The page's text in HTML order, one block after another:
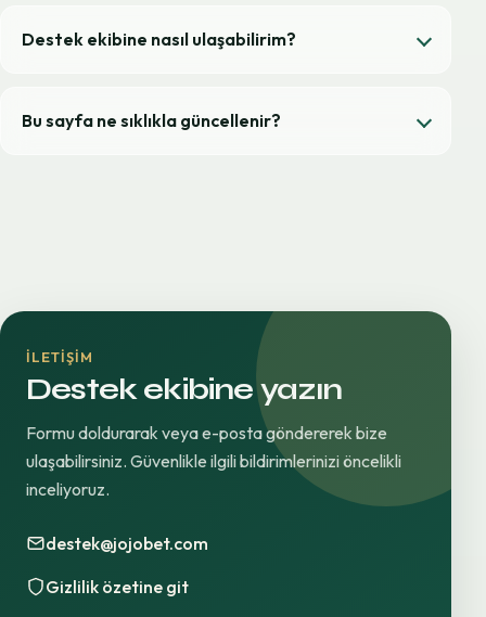
Destek ekibine nasıl ulaşabilirim?
Bu sayfa ne sıklıkla güncellenir?
İLETIŞIM
Destek ekibine yazın
Formu doldurarak veya e-posta göndererek bize
ulaşabilirsiniz. Güvenlikle ilgili bildirimlerinizi öncelikli
inceliyoruz.
destek@jojobet.com
Gizlilik özetine git